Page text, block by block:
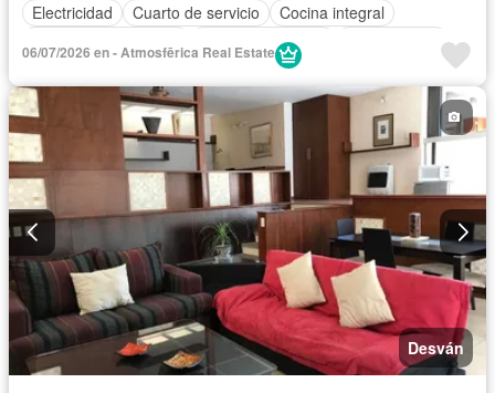
Electricidad
Cuarto de servicio
Cocina integral
Permite mascotas
06/07/2026 en - Atmosfērica Real Estate
Desván